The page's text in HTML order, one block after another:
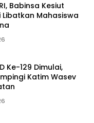
Babinsa Kesiut
Libatkan Mahasiswa
Ke-129 Dimulai,
Katim Wasev